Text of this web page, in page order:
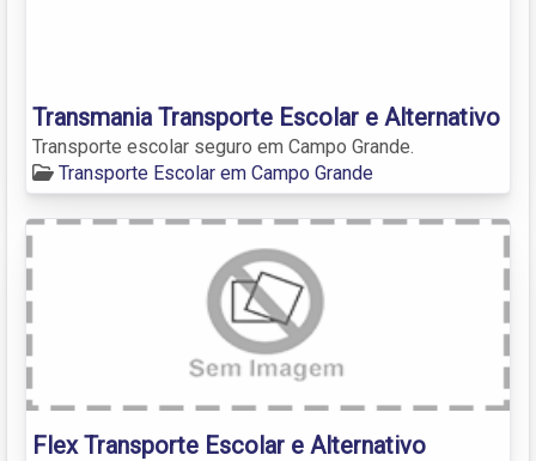
Transmania Transporte Escolar e Alternativo
Transporte escolar seguro em Campo Grande.
Transporte Escolar em Campo Grande
Flex Transporte Escolar e Alternativo